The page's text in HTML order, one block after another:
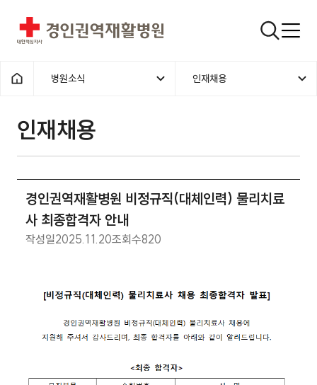
경인권역재활병원 검색창
홈으로
병원소식 인재채용
인재채용
경인권역재활병원 비정규직(대체인력) 물리치료
사 최종합격자 안내
작성일2025.11.20조회수820